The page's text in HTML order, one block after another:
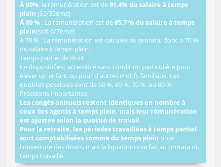
À 90%, la rémunération est de91,4% du salaire à temps
plein (32/35ème)
À 80 % : La rémunération est de85,7 % du salaire à temps
plein(soit 6/7ème).
À 70 % : La rémunération est calculée au prorata, donc à 70 %
du salaire à temps plein.
Temps partiel de droit
Ce dispositif est accessible sans condition particulière pour
élever un enfant ou pour d'autres motifs familiaux. Les
quotités possibles sont de 50 %, 60 %, 70 %, ou 80 %.
Précisions importantes
Les congés annuels restent identiques en nombre à
ceux des agents à temps plein, mais leur rémunération
est ajustée selon la quotité de travail.
Pour la retraite, les périodes travaillées à temps partiel
sont comptabilisées comme du temps plein pour
l'ouverture des droits, mais la liquidation se fait au prorata du
temps travaillé.